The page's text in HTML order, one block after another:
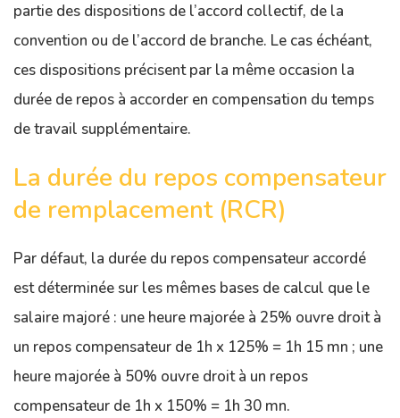
partie des dispositions de l’accord collectif, de la
convention ou de l’accord de branche. Le cas échéant,
ces dispositions précisent par la même occasion la
durée de repos à accorder en compensation du temps
de travail supplémentaire.
La durée du repos compensateur
de remplacement (RCR)
Par défaut, la durée du repos compensateur accordé
est déterminée sur les mêmes bases de calcul que le
salaire majoré : une heure majorée à 25% ouvre droit à
un repos compensateur de 1h x 125% = 1h 15 mn ; une
heure majorée à 50% ouvre droit à un repos
compensateur de 1h x 150% = 1h 30 mn.